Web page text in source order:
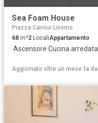
Sea Foam House
Piazza Cavour Livorno
68 m²2 LocaliAppartamento
·Ascensore·Cucina arredata
Aggiornato oltre un mese fa da